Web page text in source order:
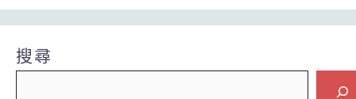
搜尋